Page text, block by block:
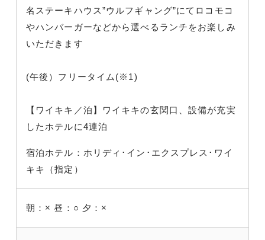
名ステーキハウス”ウルフギャング”にてロコモコ
やハンバーガーなどから選べるランチをお楽しみ
いただきます
(午後）フリータイム(※1)
【ワイキキ／泊】ワイキキの玄関口、設備が充実
したホテルに4連泊
宿泊ホテル：ホリディ･イン･エクスプレス･ワイ
キキ（指定）
朝：× 昼：○ 夕：×